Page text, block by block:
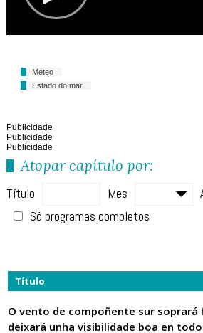
Meteo
Estado do mar
Publicidade
Publicidade
Publicidade
Atopar capítulo por:
Título Mes
Só programas completos
Título
O vento de compoñente sur soprará
deixará unha visibilidade boa en